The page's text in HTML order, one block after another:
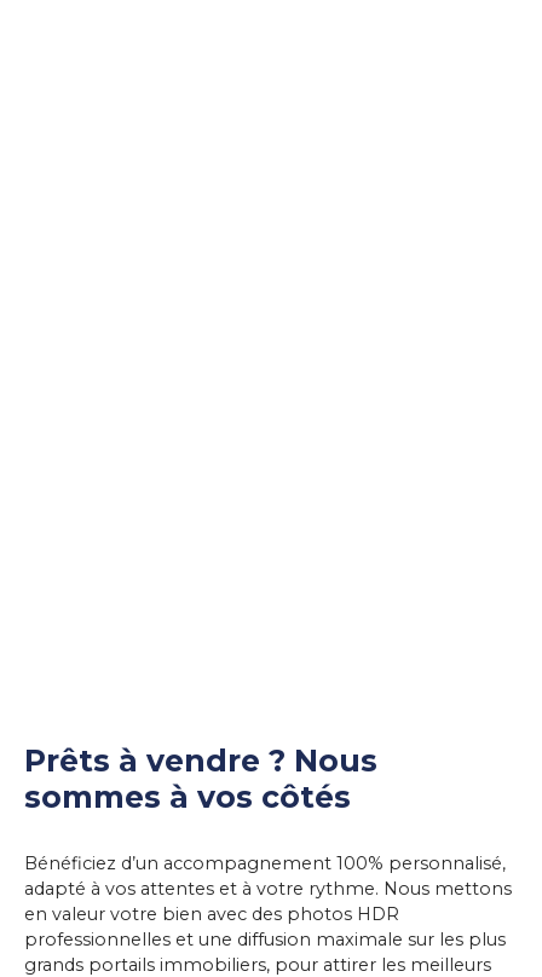
Prêts à vendre ? Nous
sommes à vos côtés
Bénéficiez d’un accompagnement 100% personnalisé,
adapté à vos attentes et à votre rythme. Nous mettons
en valeur votre bien avec des photos HDR
professionnelles et une diffusion maximale sur les plus
grands portails immobiliers, pour attirer les meilleurs